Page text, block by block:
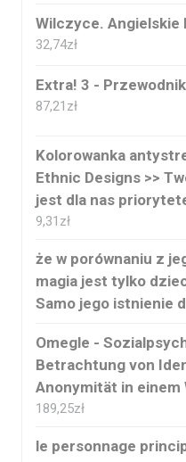
Wilczyce. Angielskie
32,74zł
Extra! 3 -
87,21 zł
Kolorowanka
Ethnic Designs >>
jest dla nas
9,31 zł
że w porównaniu z
magia jest tylko
Samo jego istnienie
Omegle -
Betrachtung von
Anonymität in einem
189,25zł
le personnage